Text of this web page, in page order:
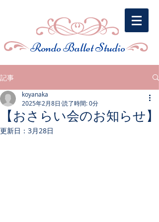
​Rondo Ballet Studio
記事
【おさらい会のお知らせ】
koyanaka
2025年2月8日 読了時間: 0分
更新日： 3月28日